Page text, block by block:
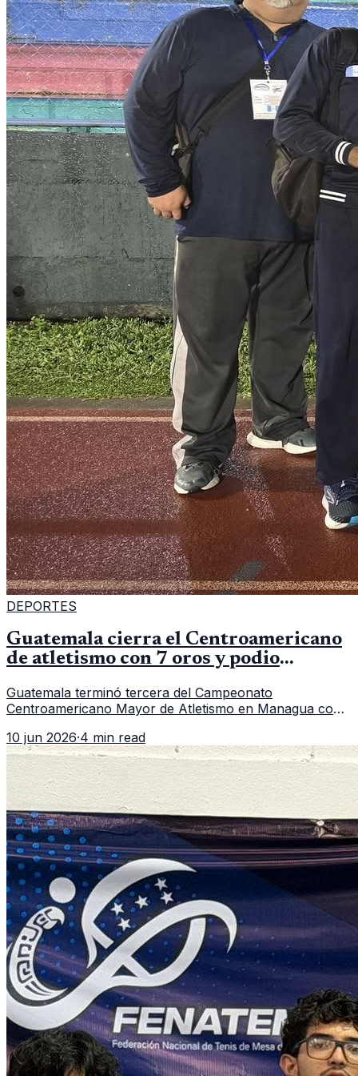
DEPORTES
Guatemala cierra el Centroamericano
de atletismo con 7 oros y podio
Guatemala terminó tercera del Campeonato
Centroamericano Mayor de Atletismo en Managua con
de CDAG.
10 jun 2026·4 min read